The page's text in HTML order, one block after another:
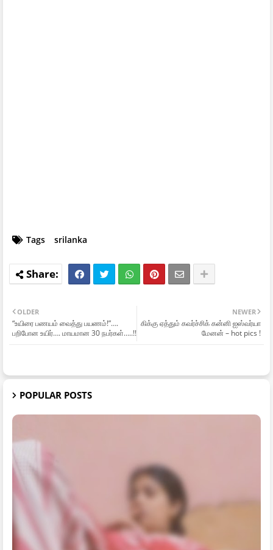
Tags srilanka
NEWER
கிக்கு ஏத்தும் கவர்ச்சிக் கன்னி ஐஸ்வர்யா
மேனன் – hot pics !
OLDER
“உயிரை பணயம் வைத்து பயணம்!”….
பறிபோன உயிர்…. மாயமான 30 நபர்கள்…..!!
POPULAR POSTS